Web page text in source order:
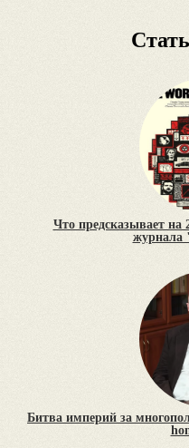
Что предсказывает на
журнала
Битва империй за